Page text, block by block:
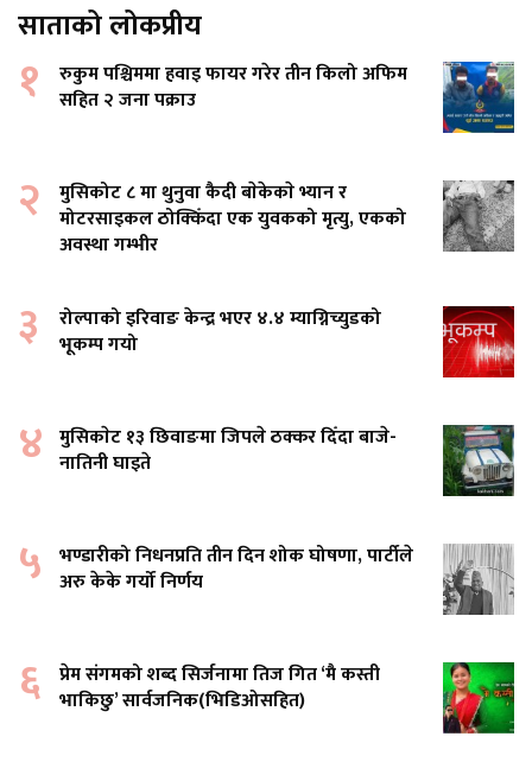
साताको लोकप्रीय
१
रुकुम पश्चिममा हवाइ फायर गरेर तीन किलो अफिम
सहित २ जना पक्राउ
२
मुसिकोट ८ मा थुनुवा कैदी बाेकेकाे भ्यान र
मोटरसाइकल ठोक्किँदा एक युवकको मृत्यु, एकको
अवस्था गम्भीर
३
रोल्पाको इरिवाङ केन्द्र भएर ४.४ म्याग्निच्युडको
भूकम्प गयो
४ मुसिकाेट १३ छिवाङमा जिपले ठक्कर दिँदा बाजे-
नातिनी घाइते
५ भण्डारीको निधनप्रति तीन दिन शोक घोषणा, पार्टीले
अरु केके गर्यो निर्णय
६ प्रेम संगमको शब्द सिर्जनामा तिज गित ‘मै कस्ती
भाकिछु’ सार्वजनिक(भिडिओसहित)